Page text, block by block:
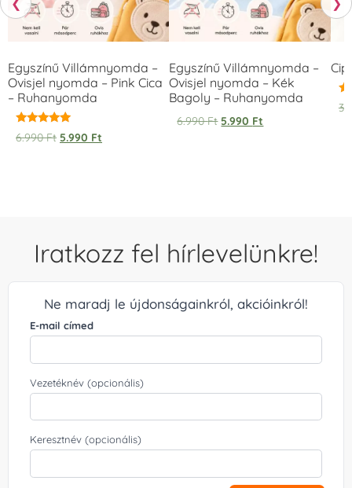
Egyszínű Villámnyomda –
Ovisjel nyomda – Pink Cica
– Ruhanyomda
Értékelés:
5.00
6.990Ft 5.990 Ft
Egyszínű Villámnyomda –
Ovisjel nyomda – Kék
Bagoly – Ruhanyomda
6.990Ft 5.990 Ft
Iratkozz fel hírlevelünkre!
Ne maradj le újdonságainkról, akcióinkról!
E-mail címed
Vezetéknév (opcionális)
Keresztnév (opcionális)